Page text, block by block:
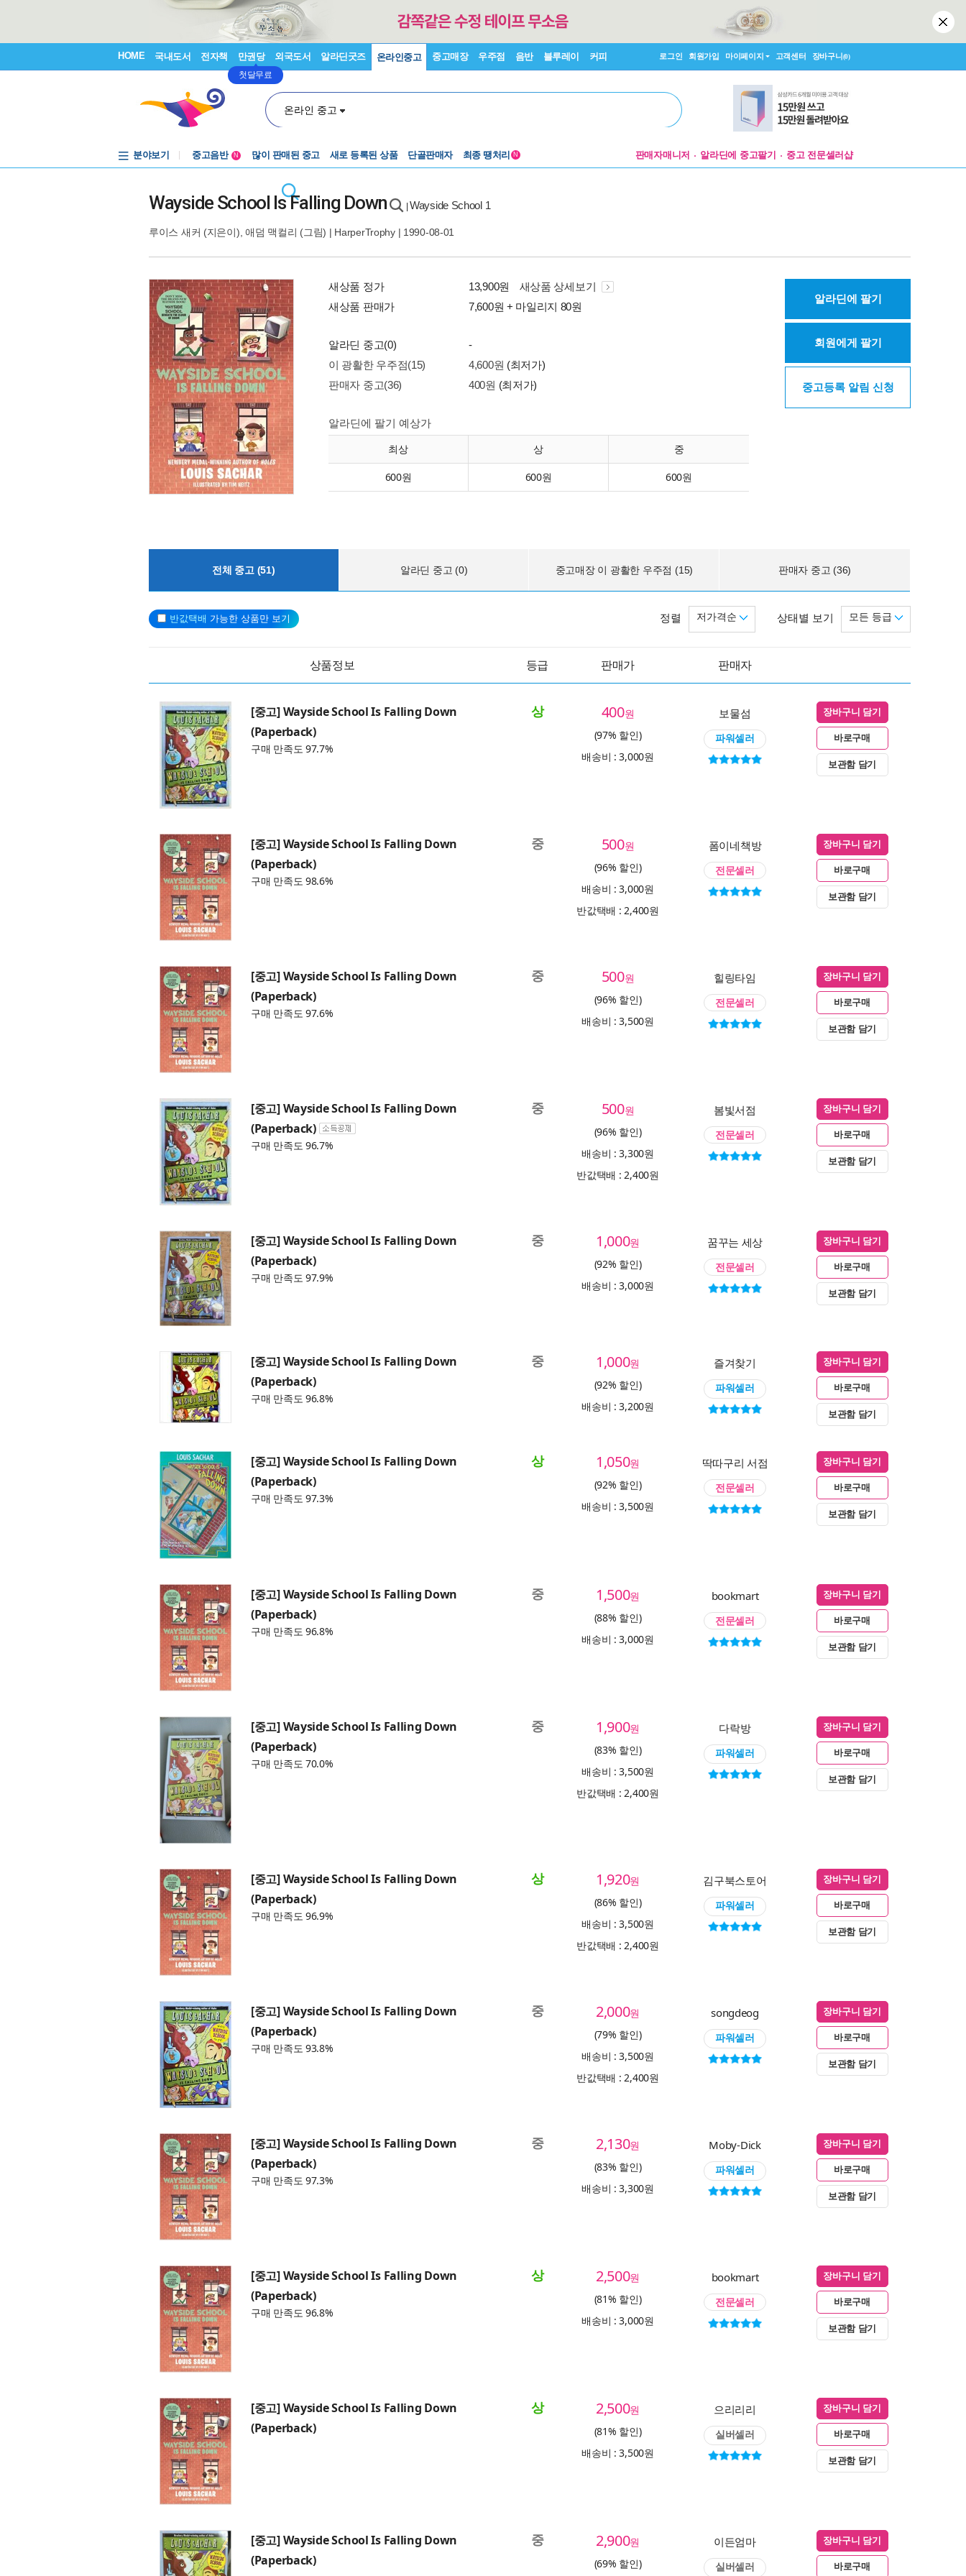
HOME 국내도서 전자책 만권당
첫달무료
외국도서 알라딘굿즈 온라인중고 중고매장 우주점 음반 블루레이 커피 로그인 회원가입 마이페이지 고객센터 장바구니(0)
온라인 중고
분야보기
중고음반
N 많이 판매된 중고 새로 등록된 상품 단골판매자 최종 땡처리 N 판매자매니저 알라딘에 중고팔기 중고 전문셀러샵
Wayside School Is Falling Down |Wayside School 1
루이스 새커 (지은이),애덤 맥컬리 (그림) | HarperTrophy| 1990-08-01
새상품 정가 13,900원
새상품 상세보기
새상품 판매가
7,600원 + 마일리지 80원
알라딘 중고(0)
-
이 광활한 우주점(15)
4,600원 (최저가)
판매자 중고(36)
400원 (최저가)
알라딘에 팔기 예상가
최상 상 중
600원 600원 600원
알라딘에 팔기
회원에게 팔기
중고등록 알림 신청
전체 중고 (51) 알라딘 중고 (0) 중고매장 이 광활한 우주점 (15) 판매자 중고 (36)
반값택배 가능한 상품만 보기 상태별 보기 모든 등급
정렬 저가격순
상품정보 등급 판매가 판매자
[중고] Wayside School Is Falling Down
(Paperback)
구매 만족도 97.7%
상 400원
(97% 할인)
배송비 : 3,000원
보물섬
파워셀러
장바구니 담기
바로구매
보관함 담기
[중고] Wayside School Is Falling Down
(Paperback)
구매 만족도 98.6%
중 500원
(96% 할인)
배송비 : 3,000원
반값택배 : 2,400원
폼이네책방
전문셀러
장바구니 담기
바로구매
보관함 담기
[중고] Wayside School Is Falling Down
(Paperback)
구매 만족도 97.6%
중 500원
(96% 할인)
배송비 : 3,500원
힐링타임
전문셀러
장바구니 담기
바로구매
보관함 담기
[중고] Wayside School Is Falling Down
(Paperback)
구매 만족도 96.7%
중 500원
(96% 할인)
배송비 : 3,300원
반값택배 : 2,400원
봄빛서점
전문셀러
장바구니 담기
바로구매
보관함 담기
[중고] Wayside School Is Falling Down
(Paperback)
구매 만족도 97.9%
중 1,000원
(92% 할인)
배송비 : 3,000원
꿈꾸는 세상
전문셀러
장바구니 담기
바로구매
보관함 담기
[중고] Wayside School Is Falling Down
(Paperback)
구매 만족도 96.8%
중 1,000원
(92% 할인)
배송비 : 3,200원
즐겨찾기
파워셀러
장바구니 담기
바로구매
보관함 담기
[중고] Wayside School Is Falling Down
(Paperback)
구매 만족도 97.3%
상 1,050원
(92% 할인)
배송비 : 3,500원
딱따구리 서점
전문셀러
장바구니 담기
바로구매
보관함 담기
[중고] Wayside School Is Falling Down
(Paperback)
구매 만족도 96.8%
중 1,500원
(88% 할인)
배송비 : 3,000원
bookmart
전문셀러
장바구니 담기
바로구매
보관함 담기
[중고] Wayside School Is Falling Down
(Paperback)
구매 만족도 70.0%
중 1,900원
(83% 할인)
배송비 : 3,500원
반값택배 : 2,400원
다락방
파워셀러
장바구니 담기
바로구매
보관함 담기
[중고] Wayside School Is Falling Down
(Paperback)
구매 만족도 96.9%
상 1,920원
(86% 할인)
배송비 : 3,500원
반값택배 : 2,400원
김구북스토어
파워셀러
장바구니 담기
바로구매
보관함 담기
[중고] Wayside School Is Falling Down
(Paperback)
구매 만족도 93.8%
중 2,000원
(79% 할인)
배송비 : 3,500원
반값택배 : 2,400원
songdeog
파워셀러
장바구니 담기
바로구매
보관함 담기
[중고] Wayside School Is Falling Down
(Paperback)
구매 만족도 97.3%
중 2,130원
(83% 할인)
배송비 : 3,300원
Moby-Dick
파워셀러
장바구니 담기
바로구매
보관함 담기
[중고] Wayside School Is Falling Down
(Paperback)
구매 만족도 96.8%
상 2,500원
(81% 할인)
배송비 : 3,000원
bookmart
전문셀러
장바구니 담기
바로구매
보관함 담기
[중고] Wayside School Is Falling Down
(Paperback)
상 2,500원
(81% 할인)
배송비 : 3,500원
으리리리
실버셀러
장바구니 담기
바로구매
보관함 담기
[중고] Wayside School Is Falling Down
(Paperback)
중 2,900원
(69% 할인)
이든엄마
실버셀러
장바구니 담기
바로구매